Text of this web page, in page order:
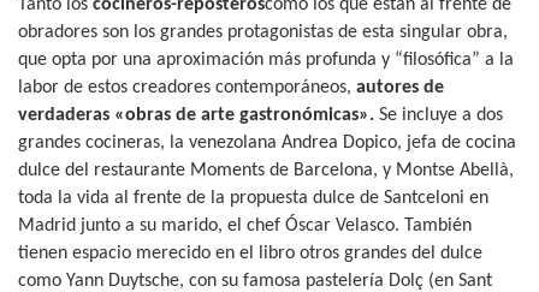
Tanto los cocineros-reposteroscomo los que están al frente de
obradores son los grandes protagonistas de esta singular obra,
que opta por una aproximación más profunda y “filosófica” a la
labor de estos creadores contemporáneos, autores de
verdaderas «obras de arte gastronómicas». Se incluye a dos
grandes cocineras, la venezolana Andrea Dopico, jefa de cocina
dulce del restaurante Moments de Barcelona, y Montse Abellà,
toda la vida al frente de la propuesta dulce de Santceloni en
Madrid junto a su marido, el chef Óscar Velasco. También
tienen espacio merecido en el libro otros grandes del dulce
como Yann Duytsche, con su famosa pastelería Dolç (en Sant